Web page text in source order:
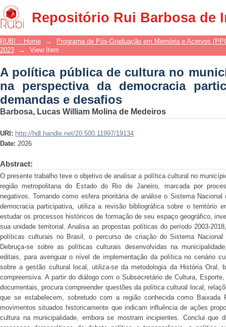
Repositório Rui Barbosa de
A política pública de cultura no
democracia participativa: potenciais,
RUBI :: Home →
Programa de Pós-Graduação em Memória e Acervos
2023
→ View Item
A política pública de cultura no
na perspectiva da democracia
demandas e desafios
Barbosa, Lucas William Molina de Medeiros
URI: http://hdl.handle.net/20.500.11997/19134
Date: 2026
Abstract:
O presente trabalho teve o objetivo de analisar a política cultural no
região metropolitana do Estado do Rio de Janeiro, marcada por
negativos. Tomando como esfera prioritária de análise o Sistema
democracia participativa, utiliza a revisão bibliográfica sobre o território
estudar os processos históricos de formação de seu espaço geográfico,
sua unidade territorial. Analisa as propostas políticas do período 2003-
políticas culturais no Brasil, o percurso de criação do Sistema
Debruça-se sobre as políticas culturais desenvolvidas na
editais, para averiguar o nível de implementação da política no cenário
sobre a gestão cultural local, utiliza-se da metodologia da História Oral,
compreensiva. A partir do diálogo com o Subsecretário de Cultura,
documentais, procura compreender questões da política cultural local,
que se estabelecem, sobretudo com a região conhecida como Baixada
movimentos situados historicamente que indicam influência de ações
cultura na municipalidade, embora se mostram incipientes. Conclui que